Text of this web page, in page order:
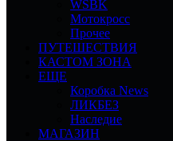
WSBK
Мотокросс
Прочее
ПУТЕШЕСТВИЯ
КАСТОМ ЗОНА
ЕЩЕ
Коробка News
ЛИКБЕЗ
Наследие
МАГАЗИН